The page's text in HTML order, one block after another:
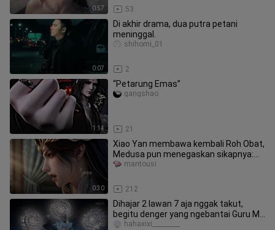
0:57 53
0:07
Di akhir drama, dua putra petani
meninggal.
2
shihomi_01
1:14
“Petarung Emas”
21
gangshao
0:30
Xiao Yan membawa kembali Roh Obat,
Medusa pun menegaskan sikapnya:
martabat seorang ratu bukanlah se
212
mantousi
Dihajar 2 lawan 7 aja nggak takut,
begitu denger yang ngebantai Guru Mu
sampai meninggalkan tubuh fi
hahaxixi_________